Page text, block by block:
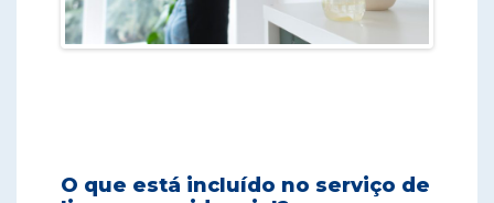
O que está incluído no serviço de